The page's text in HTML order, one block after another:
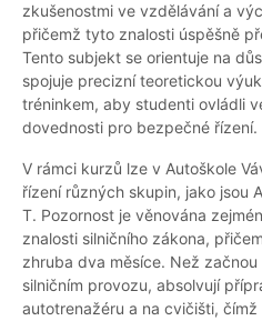
zkušenostmi ve vzdělávání a
přičemž tyto znalosti úspěšně
Tento subjekt se orientuje na
spojuje precizní teoretickou
tréninkem, aby studenti ovládli
dovednosti pro bezpečné řízení.
V rámci kurzů lze v Autoškole
řízení různých skupin, jako jsou
T. Pozornost je věnována
znalosti silničního zákona,
zhruba dva měsíce. Než
silničním provozu, absolvují
autotrenažéru a na cvičišti,